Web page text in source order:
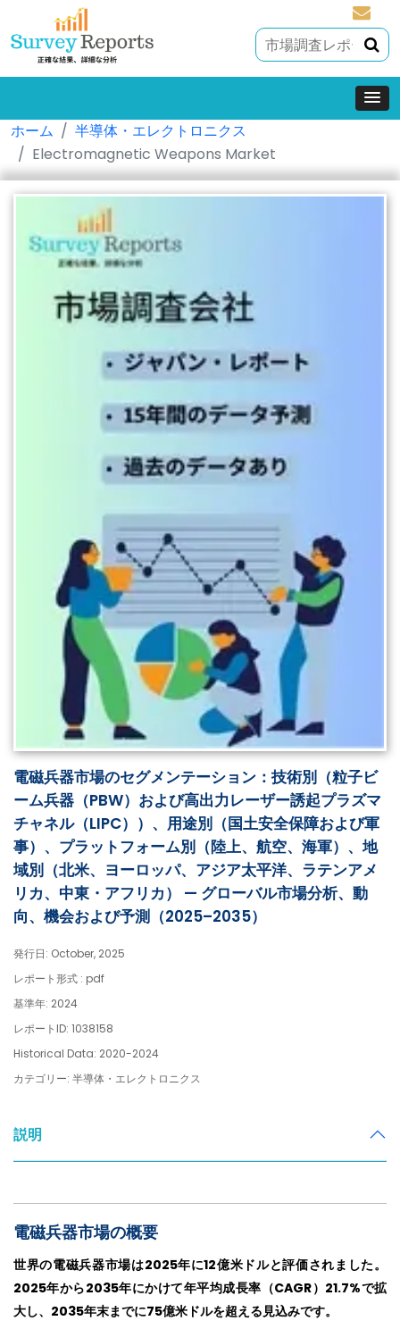
ホーム
半導体・エレクトロニクス
Electromagnetic Weapons Market
電磁兵器市場のセグメンテーション：技術別（粒子ビ
ーム兵器（PBW）および高出力レーザー誘起プラズマ
チャネル（LIPC））、用途別（国土安全保障および軍
事）、プラットフォーム別（陸上、航空、海軍）、地
域別（北米、ヨーロッパ、アジア太平洋、ラテンアメ
リカ、中東・アフリカ） — グローバル市場分析、動
向、機会および予測（2025–2035）
発行日: October, 2025
レポート形式 : pdf
基準年: 2024
レポートID: 1038158
Historical Data: 2020-2024
カテゴリー: 半導体・エレクトロニクス
説明
電磁兵器市場の概要
世界の電磁兵器市場は2025年に12億米ドルと評価されました。
2025年から2035年にかけて年平均成長率（CAGR）21.7%で拡
大し、2035年末までに75億米ドルを超える見込みです。